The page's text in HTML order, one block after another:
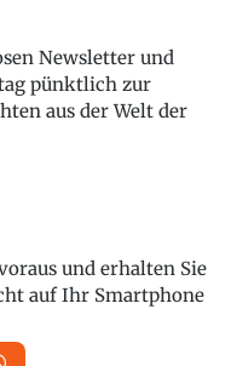
Newsletter und
pünktlich zur
aus der Welt der
und erhalten Sie
auf Ihr Smartphone